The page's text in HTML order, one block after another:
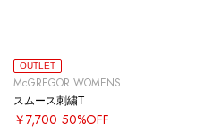
OUTLET
McGREGOR WOMENS
スムース刺繍T
￥7,700 50%OFF